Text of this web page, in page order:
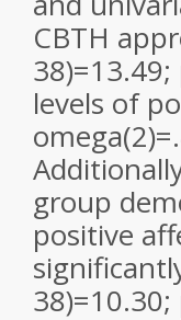
CBTH
levels of
group
positive